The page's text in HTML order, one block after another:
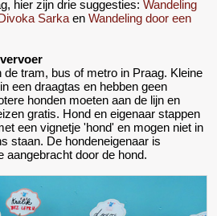
hier zijn drie suggesties: Wandeling
Sarka en Wandeling door een
de tram, bus of metro in Praag. Kleine
een draagtas en hebben geen
honden moeten aan de lijn en
gratis. Hond en eigenaar stappen
een vignetje 'hond' en mogen niet in
staan. De hondeneigenaar is
aangebracht door de hond.